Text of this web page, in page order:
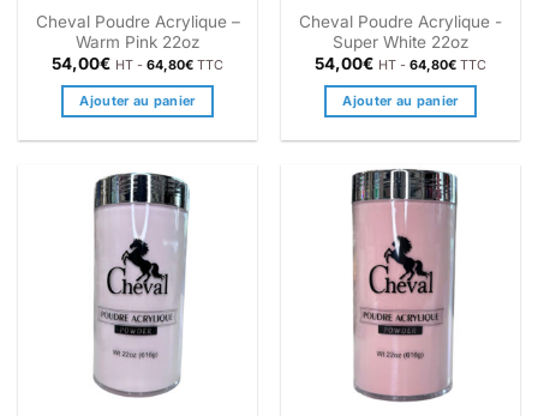
Cheval Poudre Acrylique –
Warm Pink 22oz
54,00€ HT - 64,80€ TTC
Ajouter au panier
Cheval Poudre Acrylique -
Super White 22oz
54,00€ HT - 64,80€ TTC
Ajouter au panier